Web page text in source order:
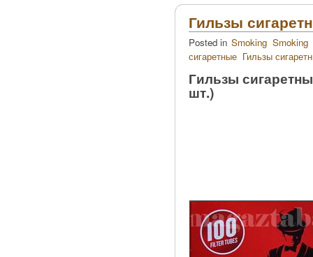
Гильзы
Posted in Smoking Smoking
сигаретные Гильзы
Гильзы
шт.)